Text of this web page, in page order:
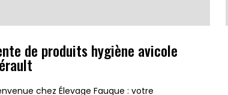
de produits hygiène avicole
chez Élevage Fauque : votre